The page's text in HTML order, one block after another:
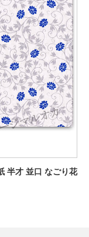
半才 並口 なごり花